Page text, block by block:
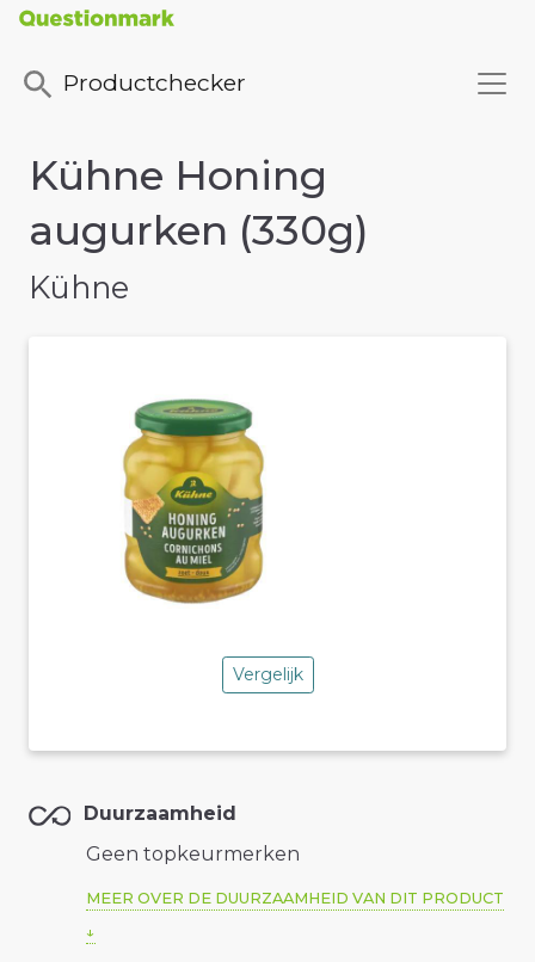
Productchecker
Kühne Honing
augurken (330g)
Kühne
Vergelijk
Duurzaamheid
Geen topkeurmerken
MEER OVER DE DUURZAAMHEID VAN DIT PRODUCT